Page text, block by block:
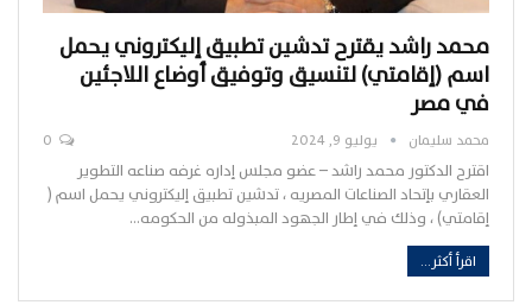
محمد راشد يقترح تدشين تطبيق إليكتروني يحمل
اسم (إقامتي) لتنسيق وتوفيق أوضاع اللاجئين
في مصر
محمد سليمان يوليو 9, 2024
اقترح الدكتور محمد راشد – عضو مجلس إداره غرفه صناعه التطوير
العقاري بإتحاد الصناعات المصريه ، تدشين تطبيق إليكتروني يحمل اسم (
إقامتي) ، وذلك في إطار الجهود المبذوله من الحكومه…
اقرأ أكثر...